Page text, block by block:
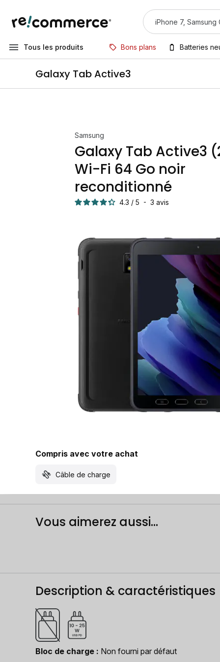
Tous les produits Bons plans Batteries
Galaxy Tab Active3
Samsung
Galaxy Tab Active3
Wi-Fi 64 Go noir
reconditionné
4.3 / 5 - 3 avis
Compris avec votre achat
Câble de charge
Vous aimerez aussi...
Description & caractéristiques
Bloc de charge Non fourni par défaut